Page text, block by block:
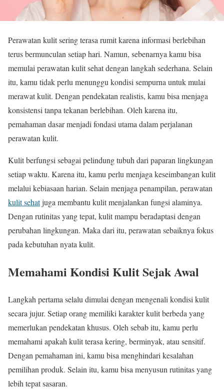
Perawatan kulit sering terasa rumit karena informasi berlebihan
terus bermunculan setiap hari. Namun, sebenarnya kamu bisa
memulai perawatan kulit sehat dengan langkah sederhana. Selain
itu, kamu tidak perlu menunggu kondisi sempurna untuk mulai
merawat kulit. Dengan pendekatan realistis, kamu bisa menjaga
konsistensi tanpa tekanan berlebihan. Oleh karena itu,
pemahaman dasar menjadi fondasi utama dalam perjalanan
perawatan kulit.
Kulit berfungsi sebagai pelindung tubuh dari paparan lingkungan
setiap waktu. Karena itu, kamu perlu menjaga keseimbangan kulit
melalui kebiasaan harian. Selain menjaga penampilan, perawatan
kulit sehatjuga membantu kulit menjalankan fungsi alaminya.
Dengan rutinitas yang tepat, kulit mampu beradaptasi dengan
perubahan lingkungan. Maka dari itu, perawatan sebaiknya fokus
pada kebutuhan nyata kulit.
Memahami Kondisi Kulit Sejak Awal
Langkah pertama selalu dimulai dengan mengenali kondisi kulit
secara jujur. Setiap orang memiliki karakter kulit berbeda yang
memerlukan pendekatan khusus. Oleh sebab itu, kamu perlu
memahami apakah kulit terasa kering, berminyak, atau sensitif.
Dengan pemahaman ini, kamu bisa menghindari kesalahan
pemilihan produk. Selain itu, kamu bisa menyusun rutinitas yang
lebih tepat sasaran.